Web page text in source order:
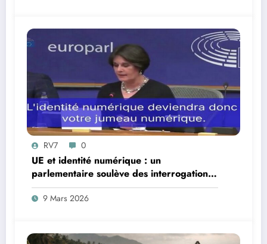
RV7 0
UE et identité numérique : un
parlementaire soulève des interrogations
juridiques
9 Mars 2026